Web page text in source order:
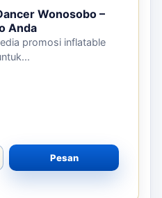
Wonosobo –
Anda
promosi inflatable
Rp5.000.000.
Rp3.500.000.
Pesan